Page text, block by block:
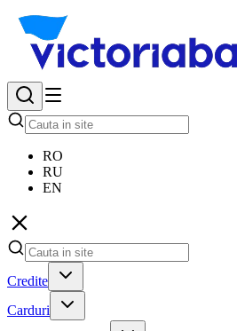
RO
RU
EN
Credite
Carduri